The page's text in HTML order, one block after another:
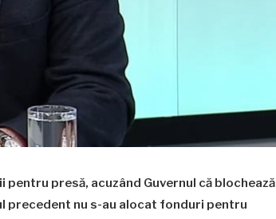
presă, acuzând Guvernul că blochează
precedent nu s-au alocat fonduri pentru